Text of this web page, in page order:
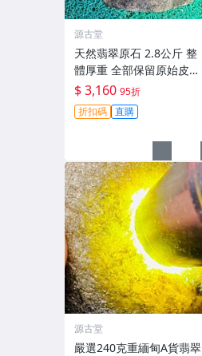
源古堂
天然翡翠原石 2.8公斤 整
體厚重 全部保留原始皮殼
原礦狀態 支持郵寄 老坑料
翡翠美石 嚴選收藏
$ 3,160 95折
折扣碼 直購
源古堂
嚴選240克重緬甸A貨翡翠